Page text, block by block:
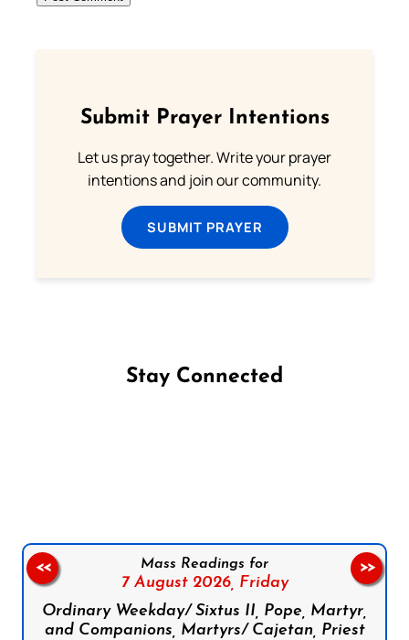
Submit Prayer Intentions
Let us pray together. Write your prayer
intentions and join our community.
SUBMIT PRAYER
Stay Connected
Mass Readings for
7 August 2026, Friday
Ordinary Weekday/ Sixtus II, Pope, Martyr,
and Companions, Martyrs/ Cajetan, Priest
<< >>